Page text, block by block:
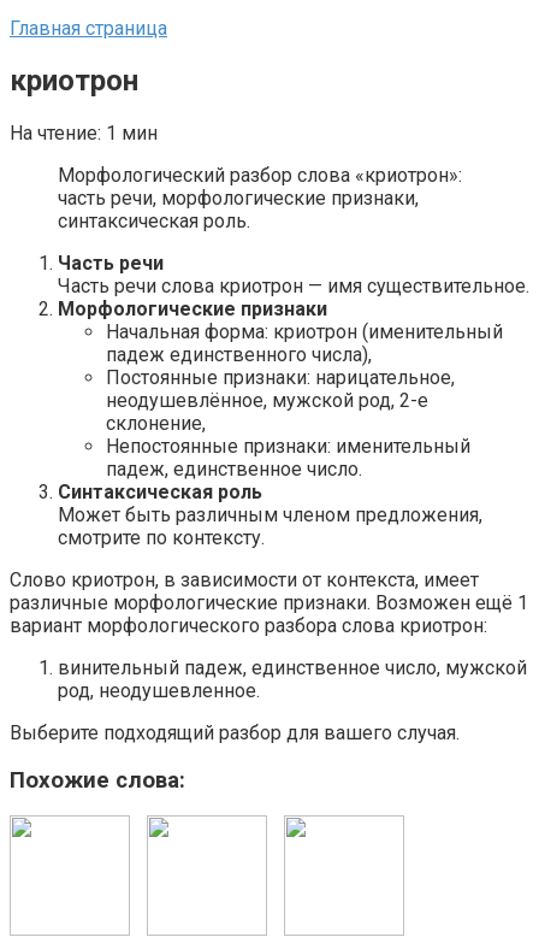
Главная страница
криотрон
На чтение: 1 мин
Морфологический разбор слова «криотрон»:
часть речи, морфологические признаки,
синтаксическая роль.
Часть речи
Часть речи слова криотрон — имя существительное.
Морфологические признаки
Начальная форма: криотрон (именительный
падеж единственного числа),
Постоянные признаки: нарицательное,
неодушевлённое, мужской род, 2-е
склонение,
Непостоянные признаки: именительный
падеж, единственное число.
Синтаксическая роль
Может быть различным членом предложения,
смотрите по контексту.
Слово криотрон, в зависимости от контекста, имеет
различные морфологические признаки. Возможен ещё 1
вариант морфологического разбора слова криотрон:
винительный падеж, единственное число, мужской
род, неодушевленное.
Выберите подходящий разбор для вашего случая.
Похожие слова: